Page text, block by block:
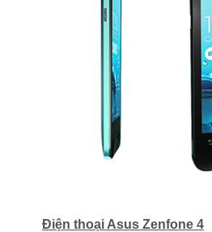
Điện thoại Asus Zenfone 4